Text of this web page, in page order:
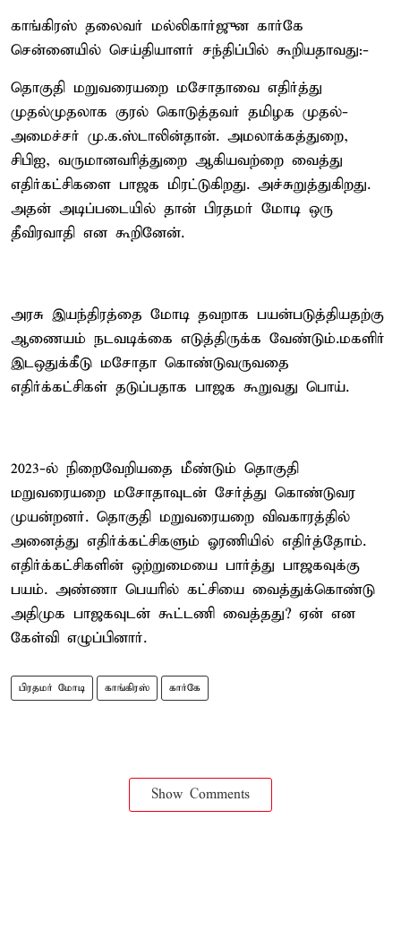
காங்கிரஸ் தலைவர் மல்லிகார்ஜுன கார்கே
சென்னையில் செய்தியாளர் சந்திப்பில் கூறியதாவது:-
தொகுதி மறுவரையறை மசோதாவை எதிர்த்து
முதல்முதலாக குரல் கொடுத்தவர் தமிழக முதல்-
அமைச்சர் மு.க.ஸ்டாலின்தான். அமலாக்கத்துறை,
சிபிஐ, வருமானவரித்துறை ஆகியவற்றை வைத்து
எதிர்கட்சிகளை பாஜக மிரட்டுகிறது. அச்சுறுத்துகிறது.
அதன் அடிப்படையில் தான் பிரதமர் மோடி ஒரு
தீவிரவாதி என கூறினேன்.
அரசு இயந்திரத்தை மோடி தவறாக பயன்படுத்தியதற்கு
ஆணையம் நடவடிக்கை எடுத்திருக்க வேண்டும்.மகளிர்
இடஒதுக்கீடு மசோதா கொண்டுவருவதை
எதிர்க்கட்சிகள் தடுப்பதாக பாஜக கூறுவது பொய்.
2023-ல் நிறைவேறியதை மீண்டும் தொகுதி
மறுவரையறை மசோதாவுடன் சேர்த்து கொண்டுவர
முயன்றனர். தொகுதி மறுவரையறை விவகாரத்தில்
அனைத்து எதிர்க்கட்சிகளும் ஓரணியில் எதிர்த்தோம்.
எதிர்க்கட்சிகளின் ஒற்றுமையை பார்த்து பாஜகவுக்கு
பயம். அண்ணா பெயரில் கட்சியை வைத்துக்கொண்டு
அதிமுக பாஜகவுடன் கூட்டணி வைத்தது? ஏன் என
கேள்வி எழுப்பினார்.
பிரதமர் மோடி காங்கிரஸ் கார்கே
Show Comments